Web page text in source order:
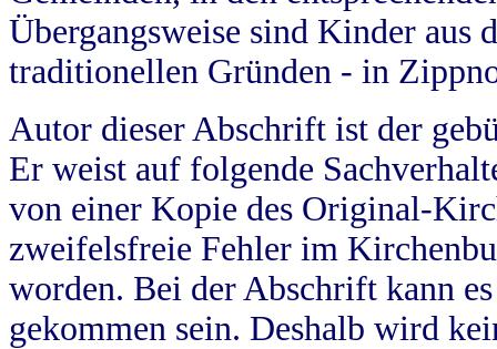
Übergangsweise sind Kinder aus
traditionellen Gründen - in
Autor dieser Abschrift ist der
Er weist auf folgende
von einer Kopie des Original-
zweifelsfreie Fehler im
worden. Bei der Abschrift kann
gekommen sein. Deshalb wird